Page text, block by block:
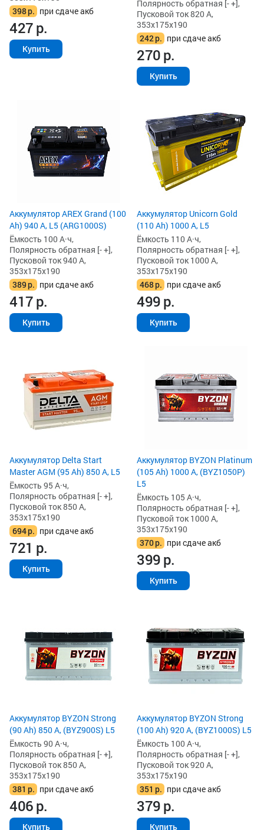
398р. при сдаче акб
427р.
Купить
Полярность обратная [- +],
Пусковой ток 820 А,
353x175x190
242р. при сдаче акб
270р.
Купить
Аккумулятор AREX Grand (100
Ah) 940 А, L5 (ARG1000S)
Ёмкость 100 А·ч,
Полярность обратная [- +],
Пусковой ток 940 А,
353x175x190
389р. при сдаче акб
417р.
Купить
Аккумулятор Unicorn Gold
(110 Ah) 1000 А, L5
Ёмкость 110 А·ч,
Полярность обратная [- +],
Пусковой ток 1000 А,
353x175x190
468р. при сдаче акб
499р.
Купить
Аккумулятор Delta Start
Master AGM (95 Ah) 850 А, L5
Ёмкость 95 А·ч,
Полярность обратная [- +],
Пусковой ток 850 А,
353x175x190
694р. при сдаче акб
721 р.
Купить
Аккумулятор BYZON Platinum
(105 Ah) 1000 А, (BYZ1050P)
L5
Ёмкость 105 А·ч,
Полярность обратная [- +],
Пусковой ток 1000 А,
353x175x190
370р. при сдаче акб
399р.
Купить
Аккумулятор BYZON Strong
(90 Ah) 850 А, (BYZ900S) L5
Ёмкость 90 А·ч,
Полярность обратная [- +],
Пусковой ток 850 А,
353x175x190
381 р. при сдаче акб
406р.
Купить
Аккумулятор BYZON Strong
(100 Ah) 920 А, (BYZ1000S) L5
Ёмкость 100 А·ч,
Полярность обратная [- +],
Пусковой ток 920 А,
353x175x190
351 р. при сдаче акб
379р.
Купить